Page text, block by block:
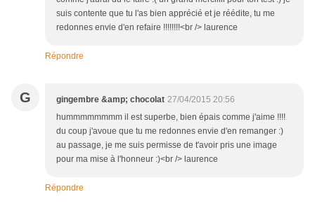
suis contente que tu l'as bien apprécié et je réédite, tu me
redonnes envie d'en refaire !!!!!!!!<br /> laurence
Répondre
G gingembre &amp; chocolat 27/04/2015 20:56
hummmmmmmm il est superbe, bien épais comme j'aime !!!!
du coup j'avoue que tu me redonnes envie d'en remanger :)
au passage, je me suis permisse de t'avoir pris une image
pour ma mise à l'honneur :)<br /> laurence
Répondre